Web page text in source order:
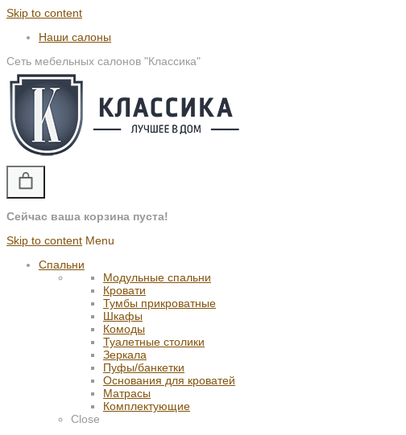
Skip to content
Наши салоны
Сеть мебельных салонов "Классика"
Сейчас ваша корзина пуста!
Skip to content Menu
Спальни
Модульные спальни
Кровати
Тумбы прикроватные
Шкафы
Комоды
Туалетные столики
Зеркала
Пуфы/банкетки
Основания для кроватей
Матрасы
Комплектующие
Close